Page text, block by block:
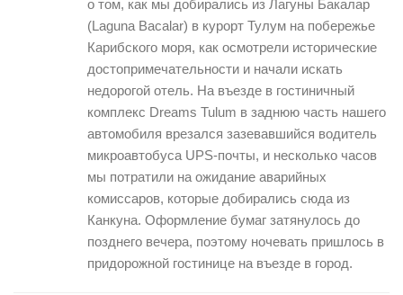
о том, как мы добирались из Лагуны Бакалар
(Laguna Bacalar) в курорт Тулум на побережье
Карибского моря, как осмотрели исторические
достопримечательности и начали искать
недорогой отель. На въезде в гостиничный
комплекс Dreams Tulum в заднюю часть нашего
автомобиля врезался зазевавшийся водитель
микроавтобуса UPS-почты, и несколько часов
мы потратили на ожидание аварийных
комиссаров, которые добирались сюда из
Канкуна. Оформление бумаг затянулось до
позднего вечера, поэтому ночевать пришлось в
придорожной гостинице на въезде в город.